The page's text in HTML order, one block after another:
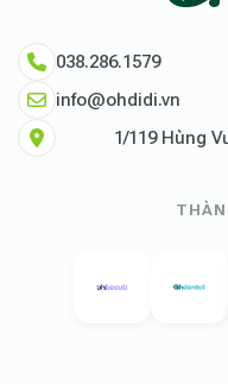
038.286.1579
info@ohdidi.vn
1/119 Hùng